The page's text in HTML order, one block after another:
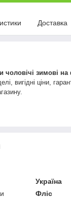
Доставка
чоловічі зимові на
вигідні ціни,
Україна
Фліс